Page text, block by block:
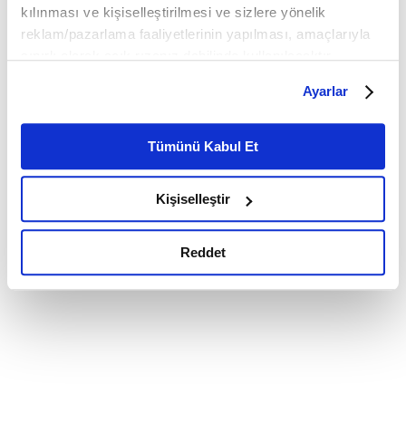
kılınması ve kişiselleştirilmesi ve sizlere yönelik
reklam/pazarlama faaliyetlerinin yapılması, amaçlarıyla
belirleyebilirsiniz. Çerezlere ilişkin detaylı bilgi için
Ayarlar butonuna tıklayabilir,Çerez Bilgilendirme
Metnimizi ziyaret edebilirsiniz.
6698 sayılı Kişisel Verilerin Korunması Kanunu uyarınca
okumak ve sitemizi ziyaretiniz kapsamında
gerçekleştirilen veri işleme faaliyetleri ile ilgili daha
detaylı bilgi almak için lütfentıklayınız.
Ayarlar
Tümünü Kabul Et
Kişiselleştir
Reddet